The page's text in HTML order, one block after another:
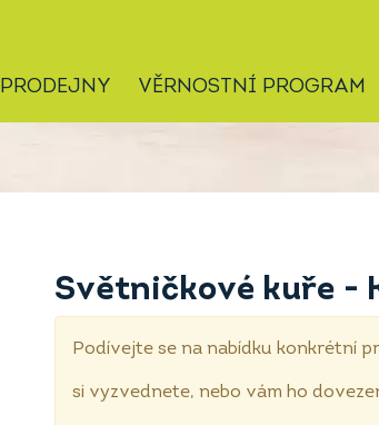
PRODEJNY VĚRNOSTNÍ PROGRAM
Světničkové kuře -
Podívejte se na nabídku konkrétní
si vyzvednete, nebo vám ho